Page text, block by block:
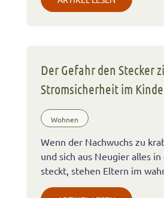
Der Gefahr den Stecker
Stromsicherheit im
Wohnen
Wenn der Nachwuchs zu
und sich aus Neugier alles
steckt, stehen Eltern im